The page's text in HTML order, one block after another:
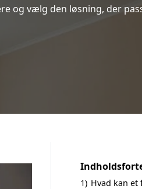
og vælg den løsning, der
1) Hvad kan et